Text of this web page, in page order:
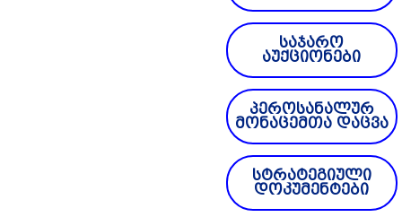
საჯარო
აუქციონები
პეროსანალურ
მონაცემთა დაცვა
სტრატეგიული
დოკუმენტები